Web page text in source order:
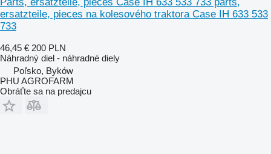
ersatzteile, pieces na kolesového traktora Case IH 633 533
733
46,45 € 200 PLN
Náhradný diel - náhradné diely
Poľsko, Byków
PHU AGROFARM
Obráťte sa na predajcu